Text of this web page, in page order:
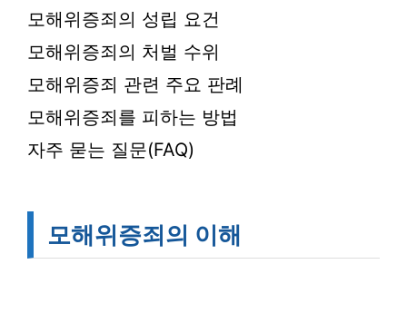
모해위증죄의 성립 요건
모해위증죄의 처벌 수위
모해위증죄 관련 주요 판례
모해위증죄를 피하는 방법
자주 묻는 질문(FAQ)
모해위증죄의 이해